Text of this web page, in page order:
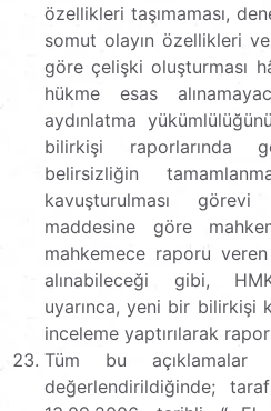
özellikleri taşımaması,
somut olayın özellikleri
göre çelişki oluşturması
hükme esas
aydınlatma
bilirkişi raporlarında
belirsizliğin
kavuşturulması
maddesine göre
mahkemece raporu
alınabileceği gibi,
uyarınca, yeni bir bilirkişi
inceleme yaptırılarak
Tüm bu açıklamalar
değerlendirildiğinde;